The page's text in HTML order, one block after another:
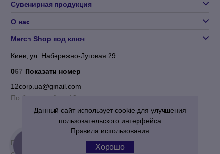
Сувенирная продукция
О нас
Merch Shop под ключ
Киев, ул. Набережно-Луговая 29
067 Показати номер
12corp.ua@gmail.com
По будням с 9 до 18
Пользовательское соглашение|Политика конфиденциальности
Данный сайт использует cookie для улучшения
пользовательского интерфейса
Правила использования
Хорошо